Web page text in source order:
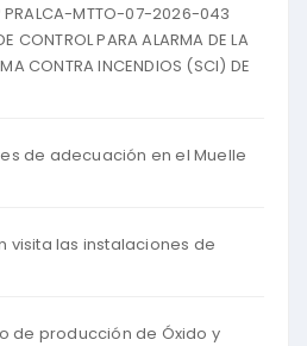
PRALCA-MTTO-07-2026-043
CONTROL PARA ALARMA DE LA
CONTRA INCENDIOS (SCI) DE
de adecuación en el Muelle
visita las instalaciones de
de producción de Óxido y